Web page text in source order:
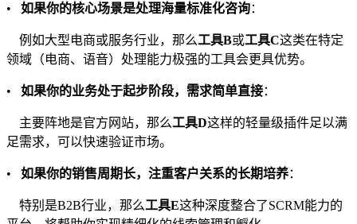
• 如果你的核心场景是处理海量标准化咨询：
例如大型电商或服务行业，那么工具B或工具C这类在特定
领域（电商、语音）处理能力极强的工具会更具优势。
• 如果你的业务处于起步阶段，需求简单直接：
主要阵地是官方网站，那么工具D这样的轻量级插件足以满
足需求，可以快速验证市场。
• 如果你的销售周期长，注重客户关系的长期培养：
特别是B2B行业，那么工具E这种深度整合了SCRM能力的